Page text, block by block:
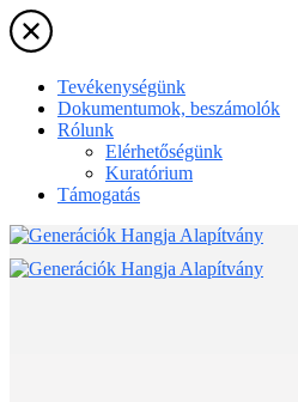
Skip
to
contentTevékenységünk
Dokumentumok, beszámolók
Rólunk
Elérhetőségünk
Kuratórium
Támogatás